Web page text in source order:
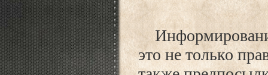
Информирование
это не только